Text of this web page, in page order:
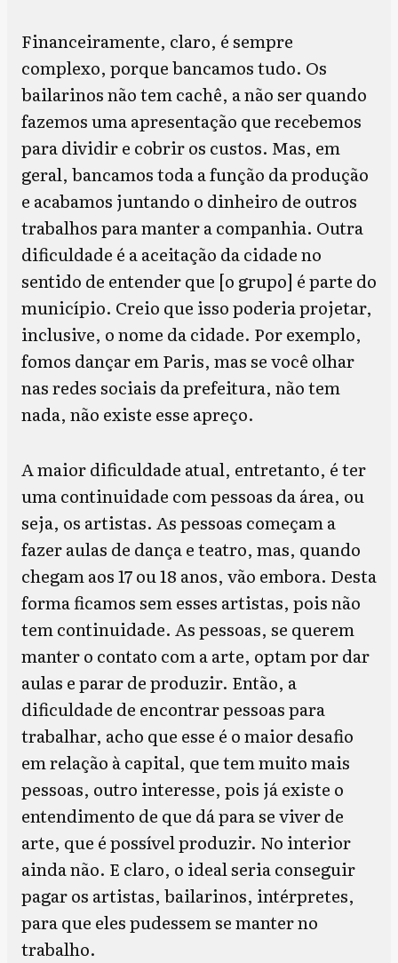
Financeiramente, claro, é sempre
complexo, porque bancamos tudo. Os
bailarinos não tem cachê, a não ser quando
fazemos uma apresentação que recebemos
para dividir e cobrir os custos. Mas, em
geral, bancamos toda a função da produção
e acabamos juntando o dinheiro de outros
trabalhos para manter a companhia. Outra
dificuldade é a aceitação da cidade no
sentido de entender que [o grupo] é parte do
município. Creio que isso poderia projetar,
inclusive, o nome da cidade. Por exemplo,
fomos dançar em Paris, mas se você olhar
nas redes sociais da prefeitura, não tem
nada, não existe esse apreço.
A maior dificuldade atual, entretanto, é ter
uma continuidade com pessoas da área, ou
seja, os artistas. As pessoas começam a
fazer aulas de dança e teatro, mas, quando
chegam aos 17 ou 18 anos, vão embora. Desta
forma ficamos sem esses artistas, pois não
tem continuidade. As pessoas, se querem
manter o contato com a arte, optam por dar
aulas e parar de produzir. Então, a
dificuldade de encontrar pessoas para
trabalhar, acho que esse é o maior desafio
em relação à capital, que tem muito mais
pessoas, outro interesse, pois já existe o
entendimento de que dá para se viver de
arte, que é possível produzir. No interior
ainda não. E claro, o ideal seria conseguir
pagar os artistas, bailarinos, intérpretes,
para que eles pudessem se manter no
trabalho.